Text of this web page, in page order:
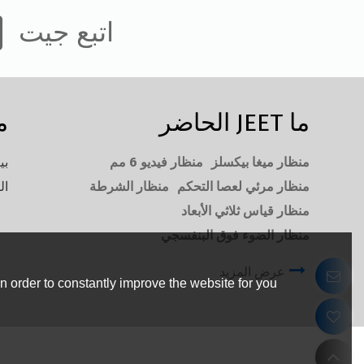
اتبع جيت
ما JEET الحاضر
منظار ميغا بيكسلز
منظار فيديو 6 مم
منظار مرئي لعصا التحكم
منظار الشرطة
منظار قياس ثلاثي الأبعاد
منظار الضوء فوق البنفسجي
عرض المزيد
to constantly improve the website for you.